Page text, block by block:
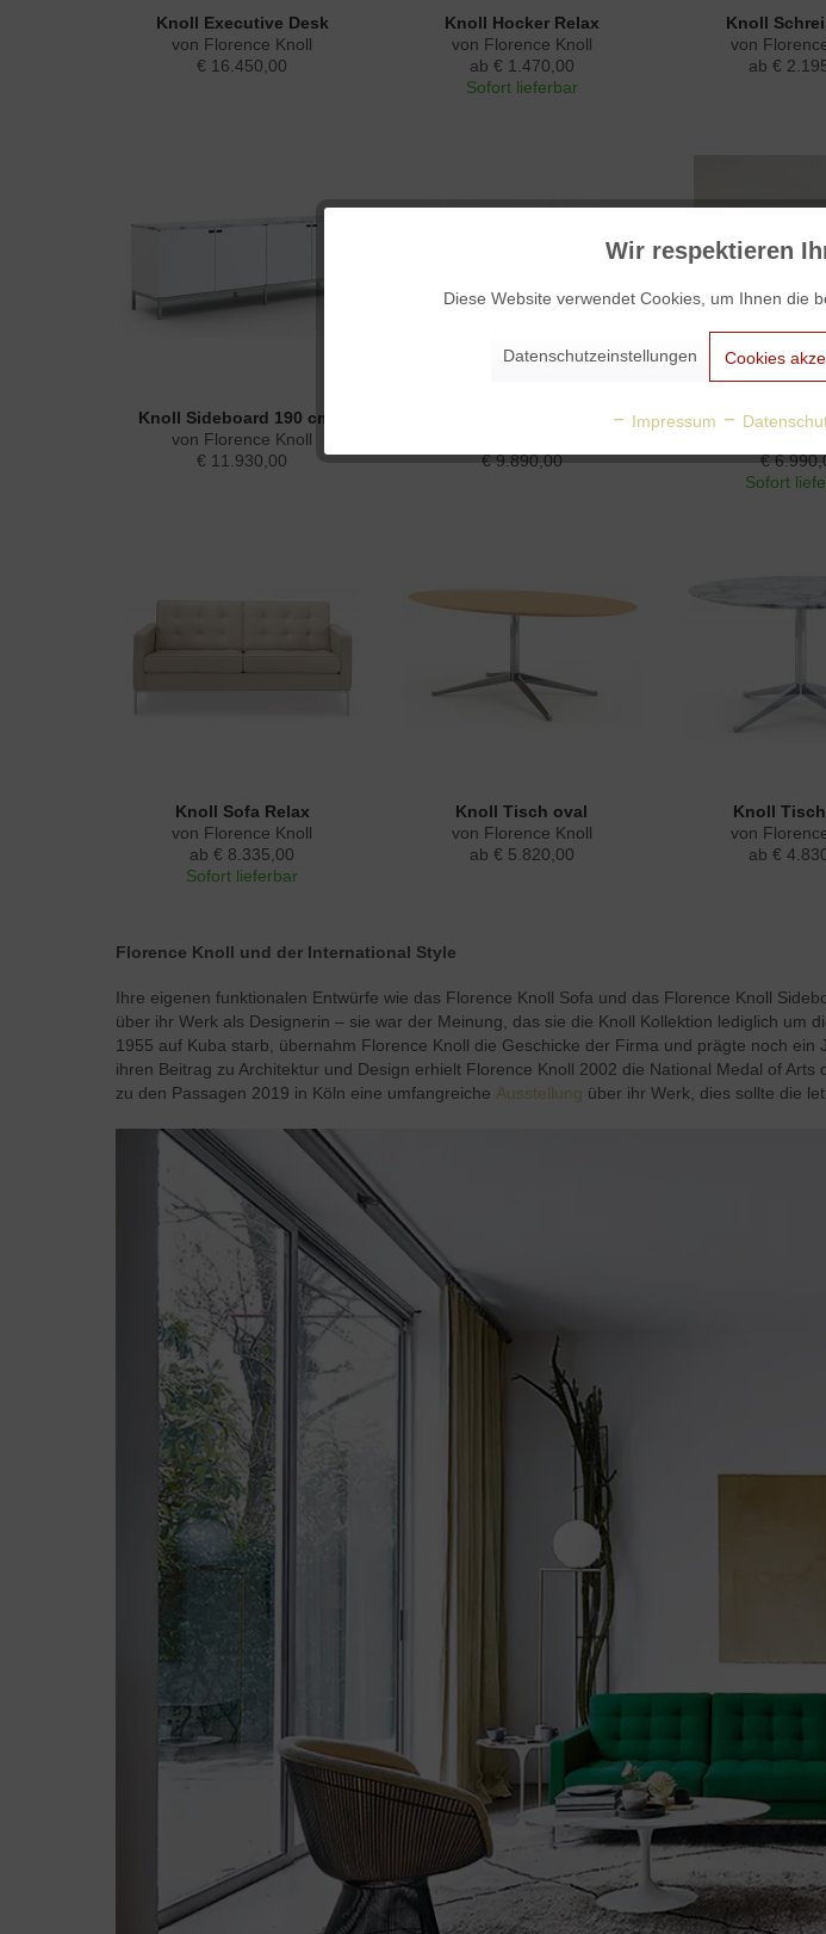
Knoll Executive Desk
von Florence Knoll
€ 16.450,00
Knoll Hocker Relax
von Florence Knoll
ab € 1.470,00
Sofort lieferbar
Knoll
von
ab €
Knoll Sideboard 190 cm...
von Florence Knoll
€ 11.930,00
Knoll Sideboard 210 cm
€ 9.890,00
Knoll
€
Sofort
Knoll Sofa Relax
von Florence Knoll
ab € 8.335,00
Sofort lieferbar
Knoll Tisch oval
von Florence Knoll
ab € 5.820,00
Knoll
von
ab €
Florence Knoll und der International Style
Ihre eigenen funktionalen Entwürfe wie das Florence Knoll Sofa und das Florence Knoll
über ihr Werk als Designerin – sie war der Meinung, das sie die Knoll Kollektion lediglich
1955 auf Kuba starb, übernahm Florence Knoll die Geschicke der Firma und prägte noch
ihren Beitrag zu Architektur und Design erhielt Florence Knoll 2002 die National Medal of
zu den Passagen 2019 in Köln eine umfangreiche Ausstellung über ihr Werk, dies sollte die
Personalisierung
Wir respektieren
Diese Website verwendet Cookies, um Ihnen die
Datenschutzeinstellungen Cookies
Impressum